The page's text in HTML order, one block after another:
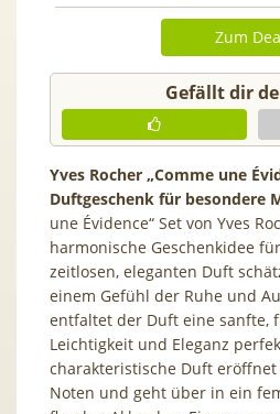
Zum
Gefällt dir
Yves Rocher „Comme une
Duftgeschenk für besondere
une Évidence“ Set von Yves
harmonische Geschenkidee
zeitlosen, eleganten Duft
einem Gefühl der Ruhe und
entfaltet der Duft eine sanfte,
Leichtigkeit und Eleganz
charakteristische Duft
Noten und geht über in ein